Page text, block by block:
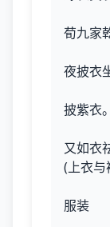
荀九家
夜披衣
披紫衣。
又如衣
(上衣与
服装